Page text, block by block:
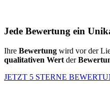
Jede Bewertung ein
Ihre Bewertung wird vor der
qualitativen Wert der
JETZT 5 STERNE